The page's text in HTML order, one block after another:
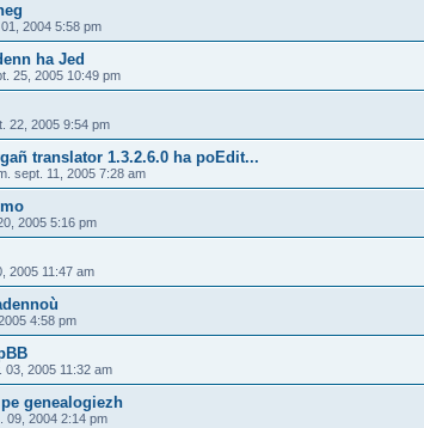
2004 5:58 pm
ha Jed
25, 2005 10:49 pm
22, 2005 9:54 pm
translator 1.3.2.6.0 ha poEdit...
sept. 11, 2005 7:28 am
2005 5:16 pm
2005 11:47 am
4:58 pm
03, 2005 11:32 am
genealogiezh
09, 2004 2:14 pm